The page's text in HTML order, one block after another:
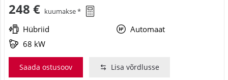
248 € kuumakse *
Hübriid
Automaat
68 kW
Saada ostusoov Lisa võrdlusse